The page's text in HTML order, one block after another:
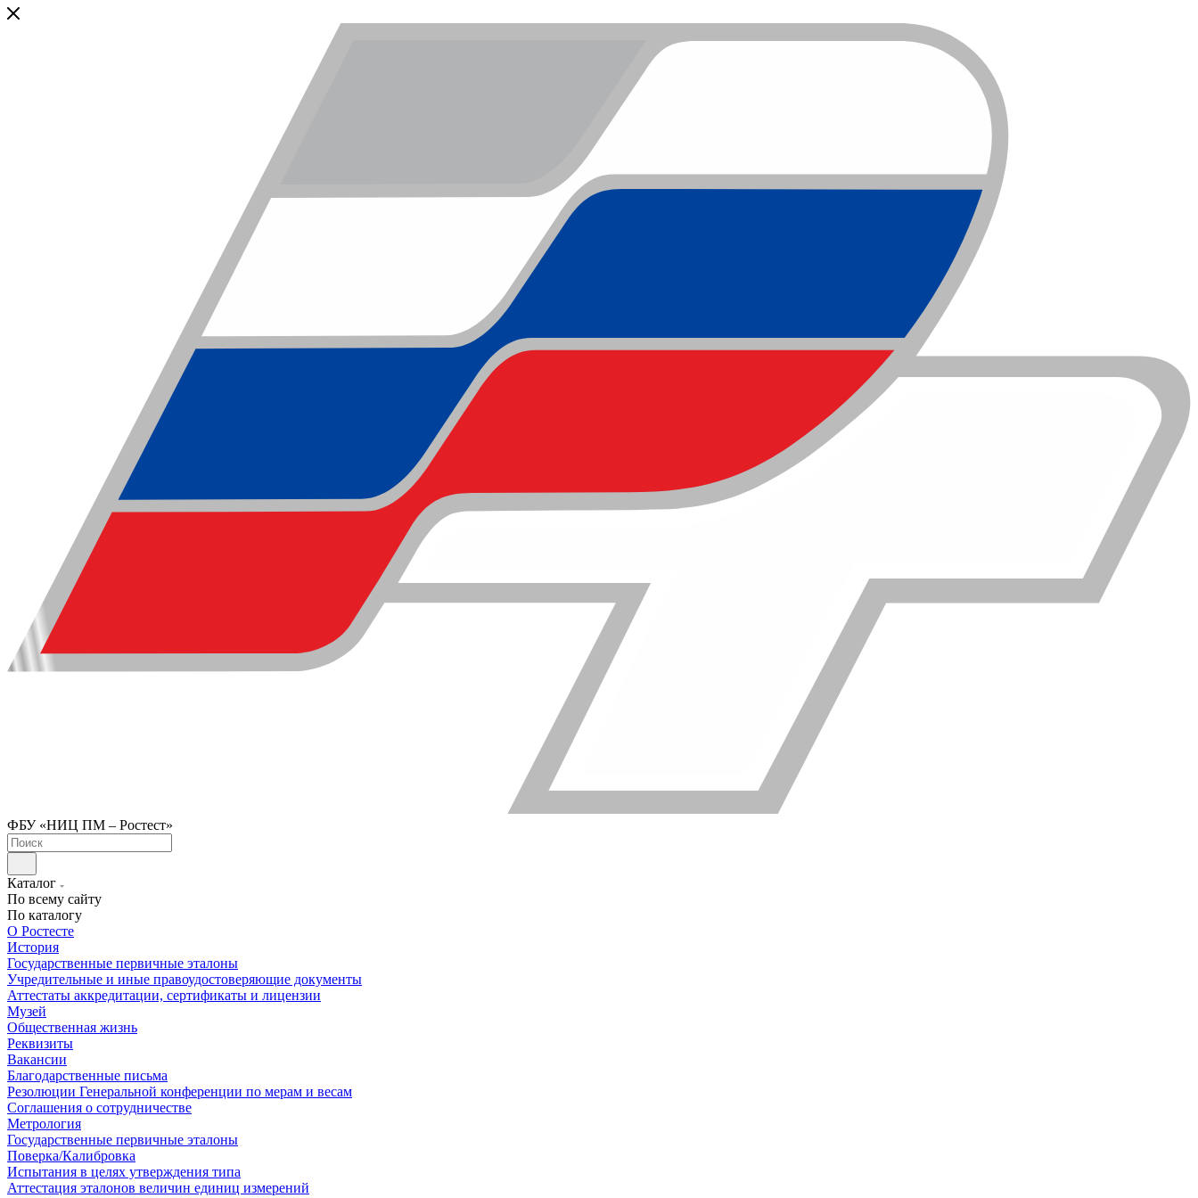
ФБУ «НИЦ ПМ – Ростест»
Каталог
По всему сайту
По каталогу
О Ростесте
История
Государственные первичные эталоны
Учредительные и иные правоудостоверяющие документы
Аттестаты аккредитации, сертификаты и лицензии
Музей
Общественная жизнь
Реквизиты
Вакансии
Благодарственные письма
Резолюции Генеральной конференции по мерам и весам
Соглашения о сотрудничестве
Метрология
Государственные первичные эталоны
Поверка/Калибровка
Испытания в целях утверждения типа
Аттестация эталонов величин единиц измерений